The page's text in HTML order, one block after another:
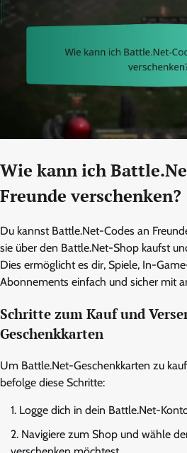
Wie kann ich
Freunde verschenken?
Du kannst Battle.Net-Codes an
sie über den Battle.Net-Shop kaufst
Dies ermöglicht es dir, Spiele, In-
Abonnements einfach und sicher mit
Schritte zum Kauf und
Geschenkkarten
Um Battle.Net-Geschenkkarten zu
befolge diese Schritte:
Logge dich in dein Battle.Net-
Navigiere zum Shop und wähle